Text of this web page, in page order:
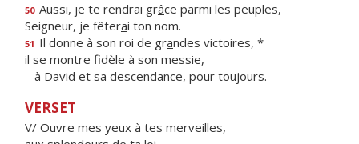
50 Aussi, je te rendrai grâce parmi les peuples,
Seigneur, je fêterai ton nom.
51 Il donne à son roi de grandes victoires, *
il se montre fidèle à son messie,
à David et sa descendance, pour toujours.
VERSET
V/ Ouvre mes yeux à tes merveilles,